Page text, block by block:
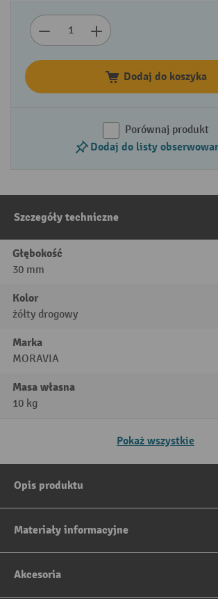
Dodaj do koszyka
Porównaj produkt
Dodaj do listy
Szczegóły techniczne
Głębokość
30 mm
Kolor
żółty drogowy
Marka
MORAVIA
Masa własna
10 kg
Pokaż wszystkie
Opis produktu
Materiały informacyjne
Akcesoria